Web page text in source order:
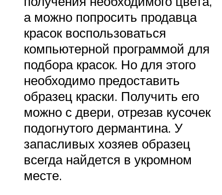
а можно попросить продавца
красок воспользоваться
компьютерной программой для
подбора красок. Но для этого
необходимо предоставить
образец краски. Получить его
можно с двери, отрезав кусочек
подогнутого дермантина. У
запасливых хозяев образец
всегда найдется в укромном
месте.